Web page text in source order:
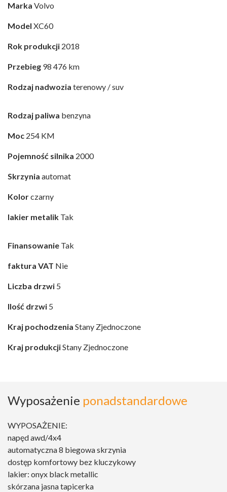
Marka Volvo
Model XC60
Rok produkcji 2018
Przebieg 98 476 km
Rodzaj nadwozia terenowy / suv
Rodzaj paliwa benzyna
Moc 254 KM
Pojemność silnika 2000
Skrzynia automat
Kolorczarny
lakier metalik Tak
Finansowanie Tak
faktura VAT Nie
Liczba drzwi 5
Ilość drzwi 5
Kraj pochodzenia Stany Zjednoczone
Kraj produkcjiStany Zjednoczone
Wyposażenie ponadstandardowe
WYPOSAŻENIE:
napęd awd/4x4
automatyczna 8 biegowa skrzynia
dostęp komfortowy bez kluczykowy
lakier: onyx black metallic
skórzana jasna tapicerka